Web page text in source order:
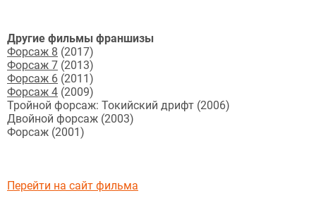
Другие фильмы франшизы
Форсаж 8 (2017)
Форсаж 7 (2013)
Форсаж 6 (2011)
Форсаж 4 (2009)
Тройной форсаж: Токийский дрифт (2006)
Двойной форсаж (2003)
Форсаж (2001)
Перейти на сайт фильма